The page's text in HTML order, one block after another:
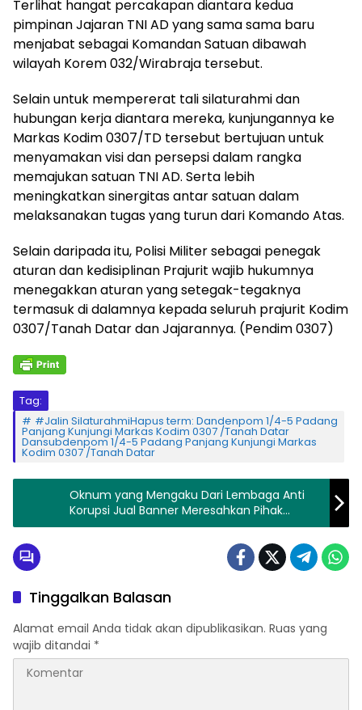
Terlihat hangat percakapan diantara kedua
pimpinan Jajaran TNI AD yang sama sama baru
menjabat sebagai Komandan Satuan dibawah
wilayah Korem 032/Wirabraja tersebut.
Selain untuk mempererat tali silaturahmi dan
hubungan kerja diantara mereka, kunjungannya ke
Markas Kodim 0307/TD tersebut bertujuan untuk
menyamakan visi dan persepsi dalam rangka
memajukan satuan TNI AD. Serta lebih
meningkatkan sinergitas antar satuan dalam
melaksanakan tugas yang turun dari Komando Atas.
Selain daripada itu, Polisi Militer sebagai penegak
aturan dan kedisiplinan Prajurit wajib hukumnya
menegakkan aturan yang setegak-tegaknya
termasuk di dalamnya kepada seluruh prajurit Kodim
0307/Tanah Datar dan Jajarannya. (Pendim 0307)
Tag:
#Jalin SilaturahmiHapus term: Dandenpom 1/4-5 Padang
Panjang Kunjungi Markas Kodim 0307 /Tanah Datar
Dansubdenpom 1/4-5 Padang Panjang Kunjungi Markas
Kodim 0307 /Tanah Datar
Oknum yang Mengaku Dari Lembaga Anti
Korupsi Jual Banner Meresahkan Pihak
Sekolah
Tinggalkan Balasan
Alamat email Anda tidak akan dipublikasikan. Ruas yang
wajib ditandai *